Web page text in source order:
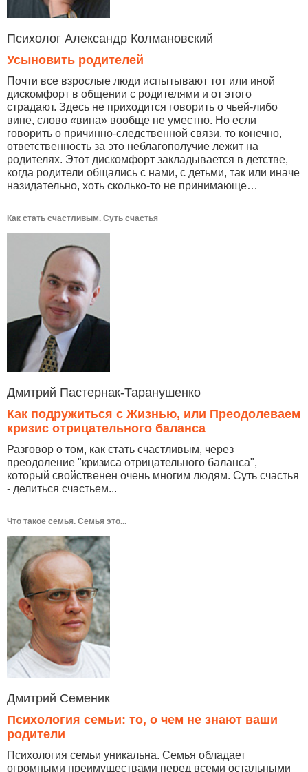
Психолог Александр Колмановский
Усыновить родителей
Почти все взрослые люди испытывают тот или иной
дискомфорт в общении с родителями и от этого
страдают. Здесь не приходится говорить о чьей-либо
вине, слово «вина» вообще не уместно. Но если
говорить о причинно-следственной связи, то конечно,
ответственность за это неблагополучие лежит на
родителях. Этот дискомфорт закладывается в детстве,
когда родители общались с нами, с детьми, так или иначе
назидательно, хоть сколько-то не принимающе…
Как стать счастливым. Суть счастья
Дмитрий Пастернак-Таранушенко
Как подружиться с Жизнью, или Преодолеваем
кризис отрицательного баланса
Разговор о том, как стать счастливым, через
преодоление "кризиса отрицательного баланса",
который свойственен очень многим людям. Суть счастья
- делиться счастьем...
Что такое семья. Семья это...
Дмитрий Семеник
Психология семьи: то, о чем не знают ваши
родители
Психология семьи уникальна. Семья обладает
огромными преимуществами перед всеми остальными